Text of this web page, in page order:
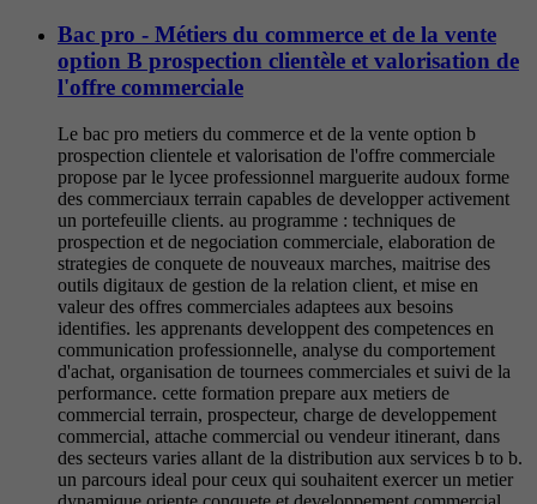
Bac pro - Métiers du commerce et de la vente
option B prospection clientèle et valorisation de
l'offre commerciale
Le bac pro metiers du commerce et de la vente option b
prospection clientele et valorisation de l'offre commerciale
propose par le lycee professionnel marguerite audoux forme
des commerciaux terrain capables de developper activement
un portefeuille clients. au programme : techniques de
prospection et de negociation commerciale, elaboration de
strategies de conquete de nouveaux marches, maitrise des
outils digitaux de gestion de la relation client, et mise en
valeur des offres commerciales adaptees aux besoins
identifies. les apprenants developpent des competences en
communication professionnelle, analyse du comportement
d'achat, organisation de tournees commerciales et suivi de la
performance. cette formation prepare aux metiers de
commercial terrain, prospecteur, charge de developpement
commercial, attache commercial ou vendeur itinerant, dans
des secteurs varies allant de la distribution aux services b to b.
un parcours ideal pour ceux qui souhaitent exercer un metier